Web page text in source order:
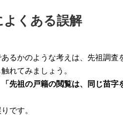
よくある誤解
あるかのような考えは、先祖調
れてみましょう。
「先祖の戸籍の閲覧は、同じ苗字
です。